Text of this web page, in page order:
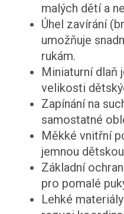
malých dětí a
Úhel zavírání
umožňuje
rukám.
Miniaturní dlaň
velikosti
Zapínání na
samostatné
Měkké vnitřní
jemnou
Základní
pro pomalé
Lehké